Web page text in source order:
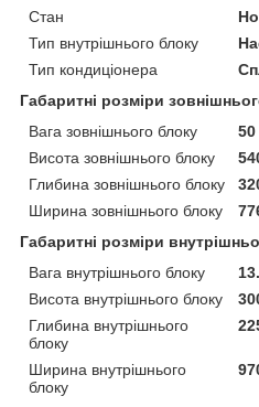
Стан
Тип внутрішнього блоку
Тип кондиціонера
Габаритні розміри
Вага зовнішнього блоку
50
Висота зовнішнього блоку
Глибина зовнішнього блоку
Ширина зовнішнього блоку
Габаритні розміри
Вага внутрішнього блоку
Висота внутрішнього блоку
Глибина внутрішнього
блоку
Ширина внутрішнього
блоку